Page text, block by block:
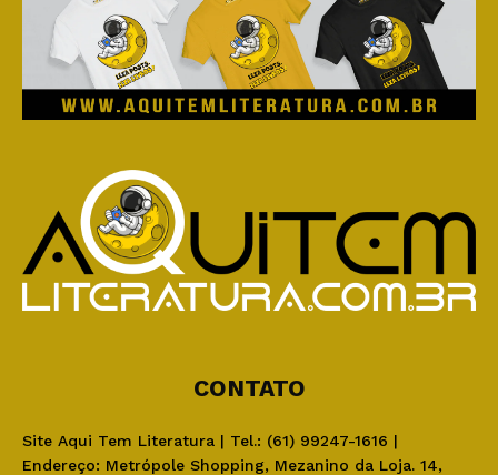
CONTATO
Site Aqui Tem Literatura | Tel.: (61) 99247-1616 |
Endereço: Metrópole Shopping, Mezanino da Loja. 14,